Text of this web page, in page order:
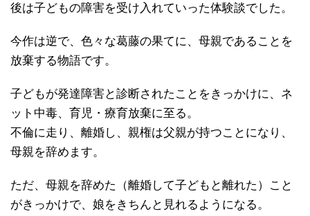
後は子どもの障害を受け入れていった体験談でした。
今作は逆で、色々な葛藤の果てに、母親であることを
放棄する物語です。
子どもが発達障害と診断されたことをきっかけに、ネ
ット中毒、育児・療育放棄に至る。
不倫に走り、離婚し、親権は父親が持つことになり、
母親を辞めます。
ただ、母親を辞めた（離婚して子どもと離れた）こと
がきっかけで、娘をきちんと見れるようになる。